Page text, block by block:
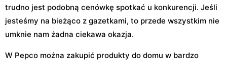
trudno jest podobną cenówkę spotkać u konkurencji. Jeśli
jesteśmy na bieżąco z gazetkami, to przede wszystkim nie
umknie nam żadna ciekawa okazja.
W Pepco można zakupić produkty do domu w bardzo